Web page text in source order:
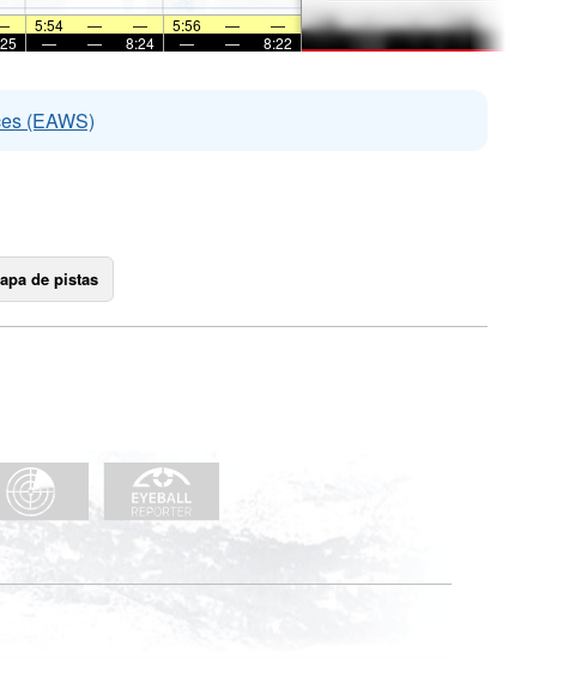
5:54 — — 5:56 —
—
— — 8:24 — — 8:22
(EAWS)
de pistas